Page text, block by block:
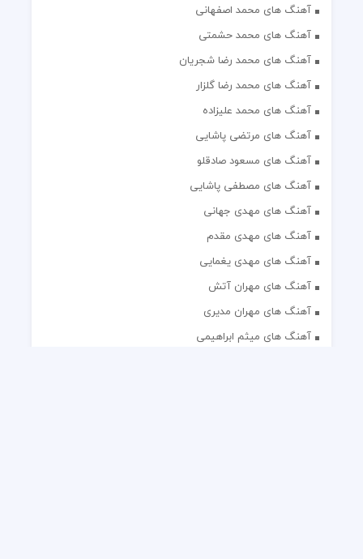
آهنگ های محمد اصفهانی
آهنگ های محمد حشمتی
آهنگ های محمد رضا شجریان
آهنگ های محمد رضا گلزار
آهنگ های محمد علیزاده
آهنگ های مرتضی پاشایی
آهنگ های مسعود صادقلو
آهنگ های مصطفی پاشایی
آهنگ های مهدی جهانی
آهنگ های مهدی مقدم
آهنگ های مهدی یغمایی
آهنگ های مهران آتش
آهنگ های مهران مدیری
آهنگ های میثم ابراهیمی